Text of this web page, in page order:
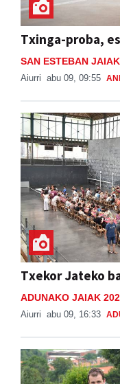
Txinga-proba,
SAN ESTEBAN
Aiurri abu 09, 09:55
Txekor Jateko
ADUNAKO JAIAK
Aiurri abu 09, 16:33